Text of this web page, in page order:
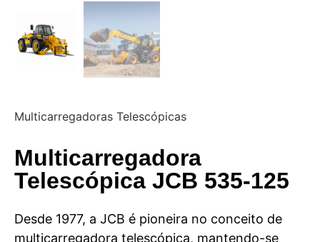
Multicarregadoras Telescópicas
Multicarregadora
Telescópica JCB 535-125
Desde 1977, a JCB é pioneira no conceito de
multicarregadora telescópica, mantendo-se